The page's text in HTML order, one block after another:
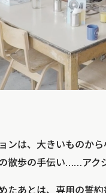
ンは、大きいものか
散歩の手伝い……アク
たあとは、専用の誓